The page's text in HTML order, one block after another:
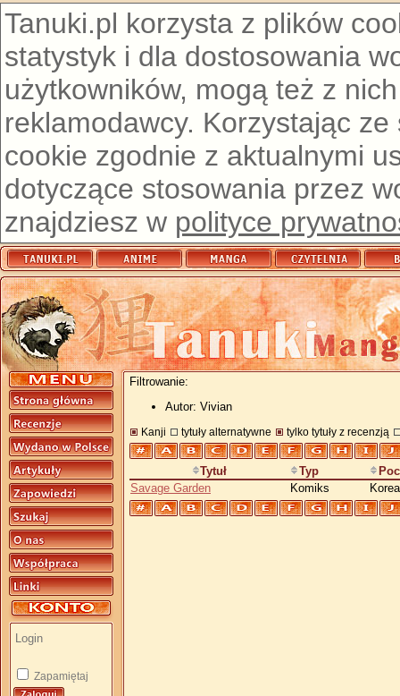
Tanuki.pl korzysta z plików
statystyk i dla dostosowania
użytkowników, mogą też z
reklamodawcy. Korzystając
cookie zgodnie z aktualnymi
dotyczące stosowania przez
znajdziesz w polityce
Zapamiętaj
Filtrowanie:
Autor: Vivian
Kanji tytuły alternatywne tylko tytuły z recenzją
Tytuł Typ
Savage Garden
Komiks